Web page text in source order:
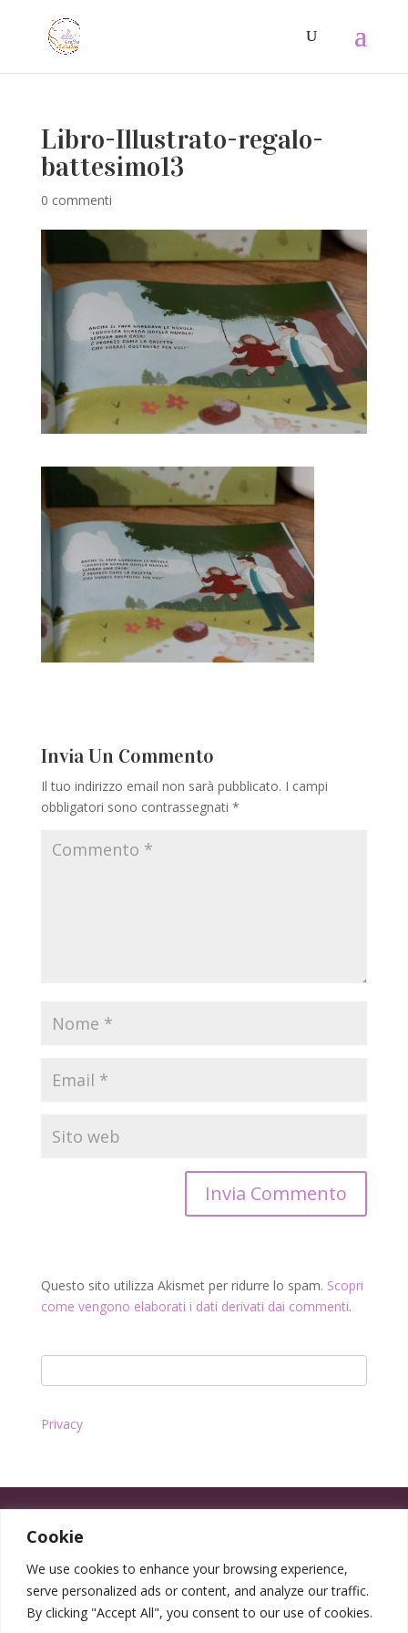
Cookie
We use cookies to enhance your browsing experience,
serve personalized ads or content, and analyze our traffic.
By clicking "Accept All", you consent to our use of cookies.
Libro-Illustrato-regalo-
battesimo13
0 commenti
Invia Un Commento
Il tuo indirizzo email non sarà pubblicato. I campi
obbligatori sono contrassegnati *
Questo sito utilizza Akismet per ridurre lo spam. Scopri
come vengono elaborati i dati derivati dai commenti.
Privacy